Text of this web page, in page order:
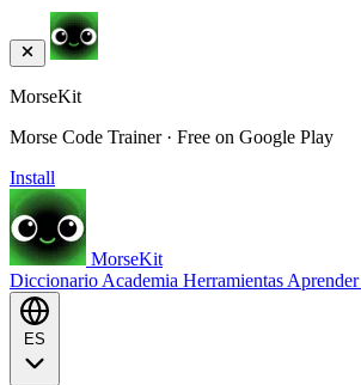
MorseKit
Morse Code Trainer · Free on Google Play
Install
MorseKit
Diccionario Academia Herramientas Aprender